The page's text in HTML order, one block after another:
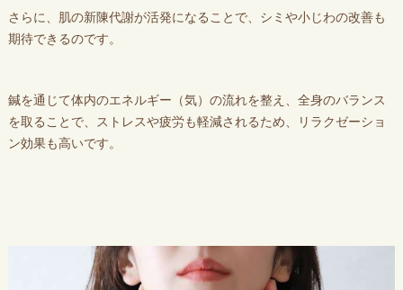
さらに、肌の新陳代謝が活発になることで、シミや小じわの改善も
期待できるのです。
鍼を通じて体内のエネルギー（気）の流れを整え、全身のバランス
を取ることで、ストレスや疲労も軽減されるため、リラクゼーショ
ン効果も高いです。